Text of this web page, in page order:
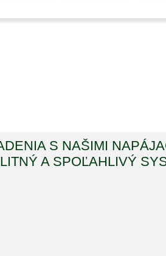
S NAŠIMI
A SPOĽAHLIVÝ